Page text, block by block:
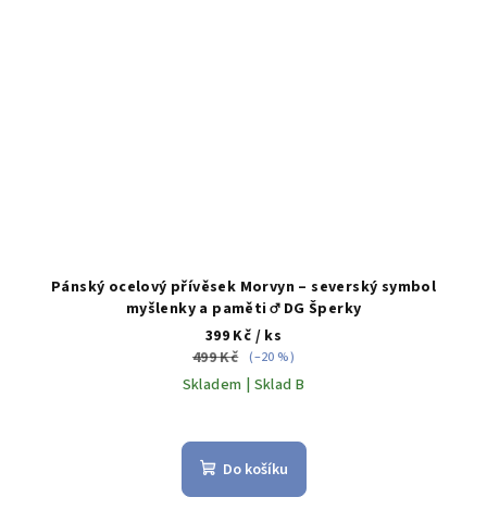
Pánský ocelový přívěsek Morvyn – severský symbol
myšlenky a paměti ♂️ DG Šperky
399 Kč / ks
499 Kč (–20 %)
Skladem | Sklad B
Do košíku